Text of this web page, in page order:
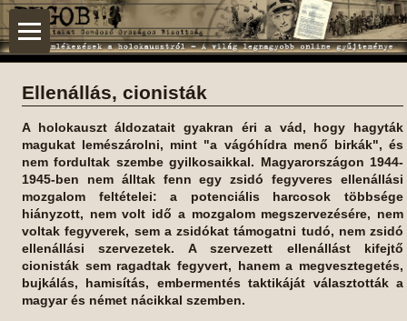
Ellenállás, cionisták
A holokauszt áldozatait gyakran éri a vád, hogy hagyták
magukat lemészárolni, mint "a vágóhídra menő birkák", és
nem fordultak szembe gyilkosaikkal. Magyarországon 1944-
1945-ben nem álltak fenn egy zsidó fegyveres ellenállási
mozgalom feltételei: a potenciális harcosok többsége
hiányzott, nem volt idő a mozgalom megszervezésére, nem
voltak fegyverek, sem a zsidókat támogatni tudó, nem zsidó
ellenállási szervezetek. A szervezett ellenállást kifejtő
cionisták sem ragadtak fegyvert, hanem a megvesztegetés,
bujkálás, hamisítás, embermentés taktikáját választották a
magyar és német nácikkal szemben.